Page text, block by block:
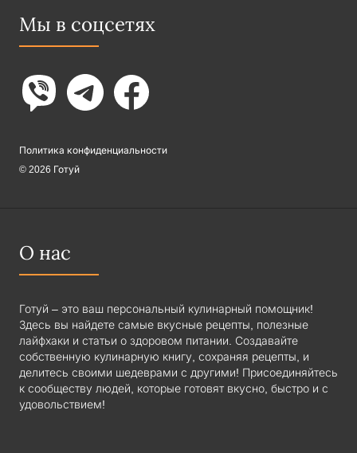
Мы в соцсетях
Политика конфиденциальности
© 2026 Готуй
О нас
Готуй – это ваш персональный кулинарный помощник!
Здесь вы найдете самые вкусные рецепты, полезные
лайфхаки и статьи о здоровом питании. Создавайте
собственную кулинарную книгу, сохраняя рецепты, и
делитесь своими шедеврами с другими! Присоединяйтесь
к сообществу людей, которые готовят вкусно, быстро и с
удовольствием!